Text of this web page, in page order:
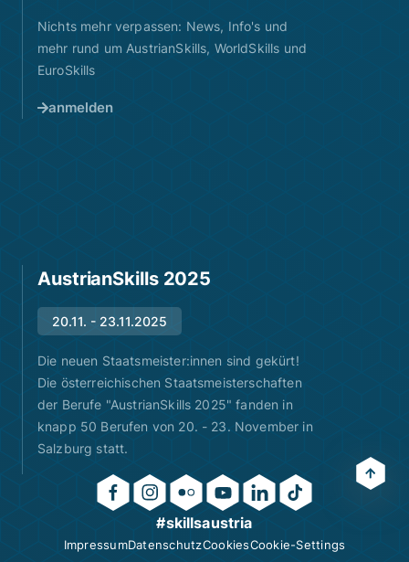
Nichts mehr verpassen: News, Info's und
mehr rund um AustrianSkills, WorldSkills und
EuroSkills
anmelden
AustrianSkills 2025
20.11. - 23.11.2025
Die neuen Staatsmeister:innen sind gekürt!
Die österreichischen Staatsmeisterschaften
der Berufe "AustrianSkills 2025" fanden in
knapp 50 Berufen von 20. - 23. November in
Salzburg statt.
#skillsaustria
ImpressumDatenschutzCookiesCookie-Settings